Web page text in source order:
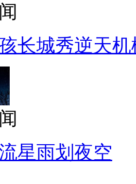
长城秀逆天机
星雨划夜空